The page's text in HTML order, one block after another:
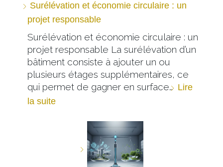
Surélévation et économie circulaire : un
projet responsable
Surélévation et économie circulaire : un
projet responsable La surélévation d’un
bâtiment consiste à ajouter un ou
plusieurs étages supplémentaires, ce
qui permet de gagner en surface… Lire
la suite